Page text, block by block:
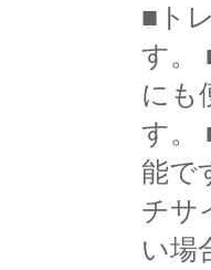
■ト
す。
にも
す。
能で
チサ
い場